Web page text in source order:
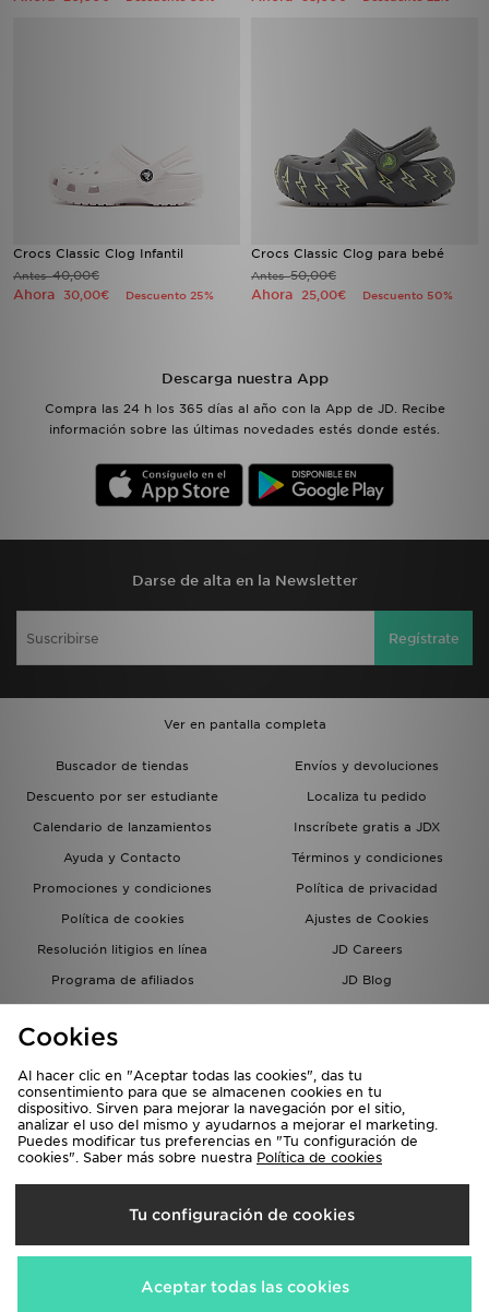
Crocs Classic Clog Infantil
Antes40,00€
Ahora 30,00€ Descuento 25%
Crocs Classic Clog para bebé
Antes50,00€
Ahora 25,00€ Descuento 50%
Descarga nuestra App
Compra las 24 h los 365 días al año con la App de JD. Recibe
información sobre las últimas novedades estés donde estés.
Darse de alta en la Newsletter
Regístrate
Ver en pantalla completa
Buscador de tiendas
Envíos y devoluciones
Descuento por ser estudiante
Localiza tu pedido
Calendario de lanzamientos
Inscríbete gratis a JDX
Ayuda y Contacto
Términos y condiciones
Promociones y condiciones
Política de privacidad
Política de cookies
Ajustes de Cookies
Resolución litigios en línea
JD Careers
Programa de afiliados
JD Blog
del grupo JD - Whistleblowing
Selecciona País
España
Aceptamos las siguientes formas de pago
Cookies
Al hacer clic en "Aceptar todas las cookies", das tu
consentimiento para que se almacenen cookies en tu
dispositivo. Sirven para mejorar la navegación por el sitio,
analizar el uso del mismo y ayudarnos a mejorar el marketing.
Puedes modificar tus preferencias en "Tu configuración de
cookies". Saber más sobre nuestra Política de cookies
Tu configuración de cookies
Aceptar todas las cookies